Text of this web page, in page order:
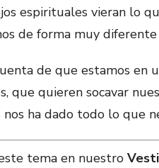
espirituales vieran lo
de forma muy
de que estamos
que quieren socavar
ha dado todo lo que
tema en nuestro